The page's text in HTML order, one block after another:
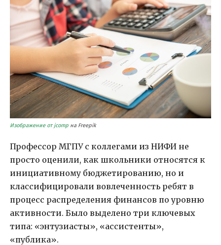
Изображение от jcomp на Freepik
Профессор МГПУ с коллегами из НИФИ не
просто оценили, как школьники относятся к
инициативному бюджетированию, но и
классифицировали вовлеченность ребят в
процесс распределения финансов по уровню
активности. Было выделено три ключевых
типа: «энтузиасты», «ассистенты»,
«публика».